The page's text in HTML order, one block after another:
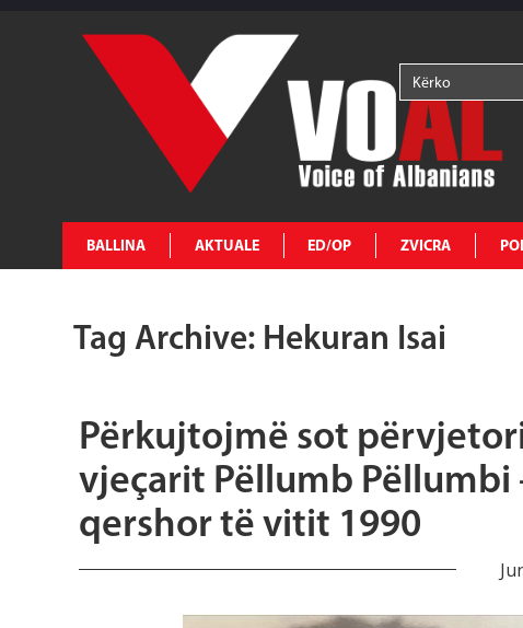
BALLINA AKTUALE ED/OP ZVICRA
Tag Archive: Hekuran Isai
Përkujtojmë sot
vjeçarit Pëllumb Pëllumbi
qershor të vitit 1990